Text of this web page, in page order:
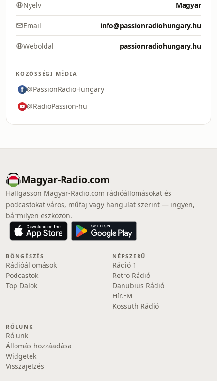
Nyelv Magyar
Email info@passionradiohungary.hu
Weboldal passionradiohungary.hu
KÖZÖSSÉGI MÉDIA
@PassionRadioHungary
@RadioPassion-hu
Magyar-Radio.com
Hallgasson Magyar-Radio.com rádióállomásokat és
podcastokat város, műfaj vagy hangulat szerint — ingyen,
bármilyen eszközön.
BÖNGÉSZÉS
Rádióállomások
Podcastok
Top Dalok
NÉPSZERŰ
Rádió 1
Retro Rádió
Danubius Rádió
Hír.FM
Kossuth Rádió
RÓLUNK
Rólunk
Állomás hozzáadása
Widgetek
Visszajelzés